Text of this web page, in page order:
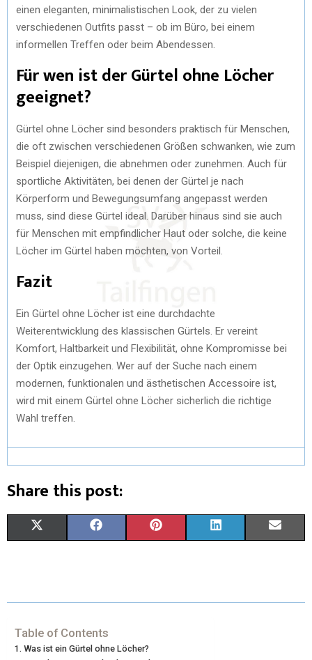
einen eleganten, minimalistischen Look, der zu vielen
verschiedenen Outfits passt – ob im Büro, bei einem
informellen Treffen oder beim Abendessen.
Für wen ist der Gürtel ohne Löcher
geeignet?
Gürtel ohne Löcher sind besonders praktisch für Menschen,
die oft zwischen verschiedenen Größen schwanken, wie zum
Beispiel diejenigen, die abnehmen oder zunehmen. Auch für
sportliche Aktivitäten, bei denen der Gürtel je nach
Körperform und Bewegungsumfang angepasst werden
muss, sind diese Gürtel ideal. Darüber hinaus sind sie auch
für Menschen mit empfindlicher Haut oder solche, die keine
Löcher im Gürtel haben möchten, von Vorteil.
Fazit
Ein Gürtel ohne Löcher ist eine durchdachte
Weiterentwicklung des klassischen Gürtels. Er vereint
Komfort, Haltbarkeit und Flexibilität, ohne Kompromisse bei
der Optik einzugehen. Wer auf der Suche nach einem
modernen, funktionalen und ästhetischen Accessoire ist,
wird mit einem Gürtel ohne Löcher sicherlich die richtige
Wahl treffen.
Share this post:
W
T
E
O
T K I
Table of Contents
Was ist ein Gürtel ohne Löcher?